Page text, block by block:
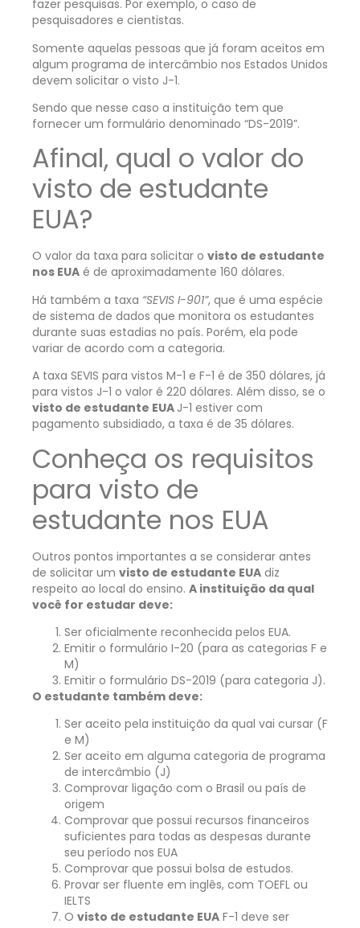
fazer pesquisas. Por exemplo, o caso de
pesquisadores e cientistas.
Somente aquelas pessoas que já foram aceitos em
algum programa de intercâmbio nos Estados Unidos
devem solicitar o visto J-1.
Sendo que nesse caso a instituição tem que
fornecer um formulário denominado “DS-2019”.
Afinal, qual o valor do
visto de estudante
EUA?
O valor da taxa para solicitar o visto de estudante
nos EUA é de aproximadamente 160 dólares.
Há também a taxa “SEVIS I-901”, que é uma espécie
de sistema de dados que monitora os estudantes
durante suas estadias no país. Porém, ela pode
variar de acordo com a categoria.
A taxa SEVIS para vistos M-1 e F-1 é de 350 dólares, já
para vistos J-1 o valor é 220 dólares. Além disso, se o
visto de estudante EUA J-1 estiver com
pagamento subsidiado, a taxa é de 35 dólares.
Conheça os requisitos
para visto de
estudante nos EUA
Outros pontos importantes a se considerar antes
de solicitar um visto de estudante EUA diz
respeito ao local do ensino. A instituição da qual
você for estudar deve:
Ser oficialmente reconhecida pelos EUA.
Emitir o formulário I-20 (para as categorias F e
M)
Emitir o formulário DS-2019 (para categoria J).
O estudante também deve:
Ser aceito pela instituição da qual vai cursar (F
e M)
Ser aceito em alguma categoria de programa
de intercâmbio (J)
Comprovar ligação com o Brasil ou país de
origem
Comprovar que possui recursos financeiros
suficientes para todas as despesas durante
seu período nos EUA
Comprovar que possui bolsa de estudos.
Provar ser fluente em inglês, com TOEFL ou
IELTS
O visto de estudante EUA F-1 deve ser